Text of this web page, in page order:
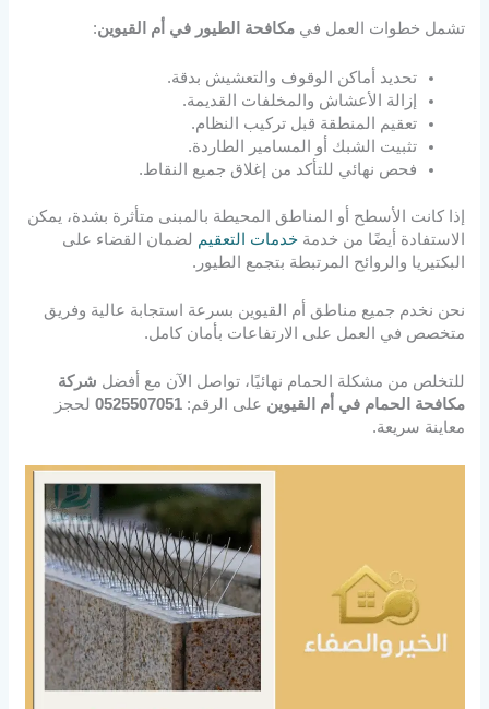
تشمل خطوات العمل فيمكافحة الطيور في أم القيوين:
تحديد أماكن الوقوف والتعشيش بدقة.
إزالة الأعشاش والمخلفات القديمة.
تعقيم المنطقة قبل تركيب النظام.
تثبيت الشبك أو المسامير الطاردة.
فحص نهائي للتأكد من إغلاق جميع النقاط.
إذا كانت الأسطح أو المناطق المحيطة بالمبنى متأثرة بشدة، يمكن
الاستفادة أيضًا من خدمةخدمات التعقيم لضمان القضاء على
البكتيريا والروائح المرتبطة بتجمع الطيور.
نحن نخدم جميع مناطق أم القيوين بسرعة استجابة عالية وفريق
متخصص في العمل على الارتفاعات بأمان كامل.
للتخلص من مشكلة الحمام نهائيًا، تواصل الآن مع أفضل شركة
مكافحة الحمام في أم القيوين على الرقم:0525507051 لحجز
معاينة سريعة.